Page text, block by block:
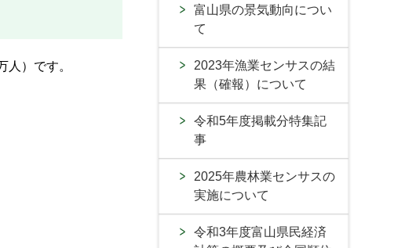
）です。
富山県の景気動向につい
て
2023年漁業センサスの結
果（確報）について
令和5年度掲載分特集記
事
2025年農林業センサスの
実施について
令和3年度富山県民経済